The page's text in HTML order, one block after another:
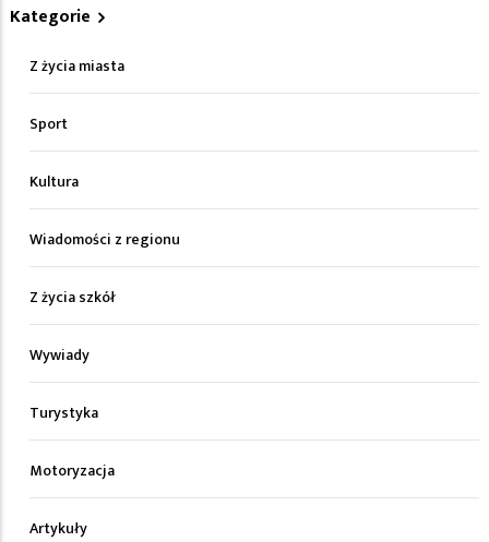
Kategorie
Z życia miasta
Sport
Kultura
Wiadomości z regionu
Z życia szkół
Wywiady
Turystyka
Motoryzacja
Artykuły